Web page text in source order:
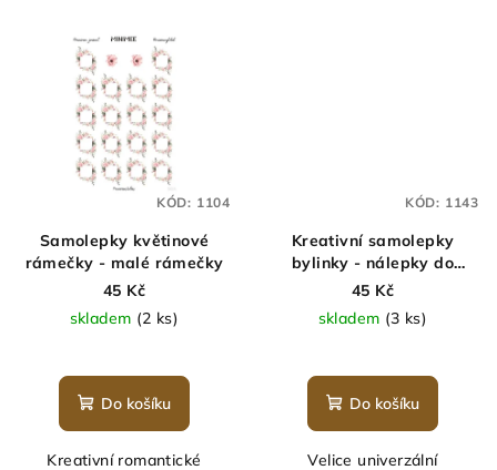
Samolepky květinové
rámečky - malé rámečky
45 Kč
skladem (2 ks)
Do košíku
Kreativní romantické
KÓD: 1104
Kreativní samolepky
bylinky - nálepky do
deníku - MINIMEE
45 Kč
skladem (3 ks)
Do košíku
Velice univerzální
KÓD: 1143